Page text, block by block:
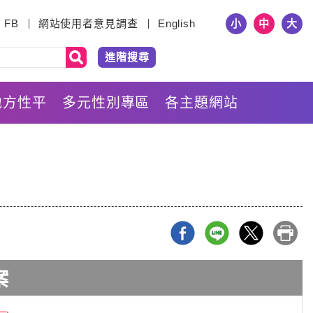
FB 網站使用者意見調查 English 小 中 大
進階搜尋
性平 多元性別專區 各主題網站